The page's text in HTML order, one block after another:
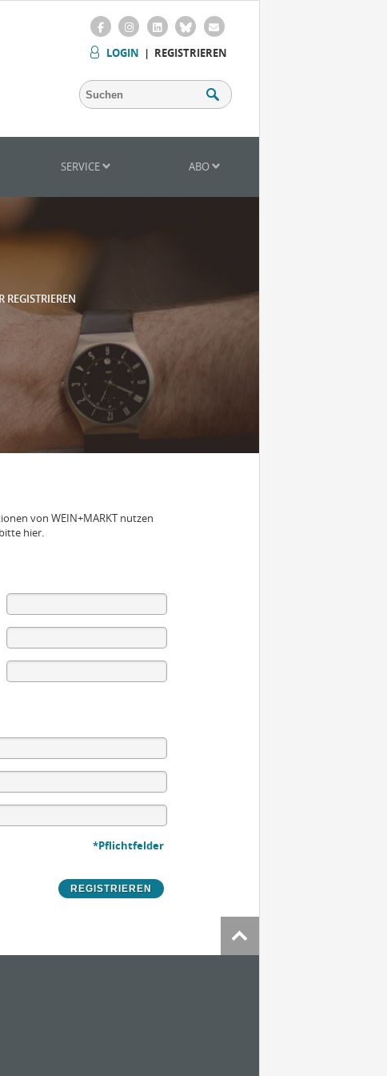
LOGIN | REGISTRIEREN
SERVICE ABO
von WEIN+MARKT nutzen
hier.
*Pflichtfelder